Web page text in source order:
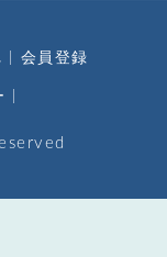
会員登録